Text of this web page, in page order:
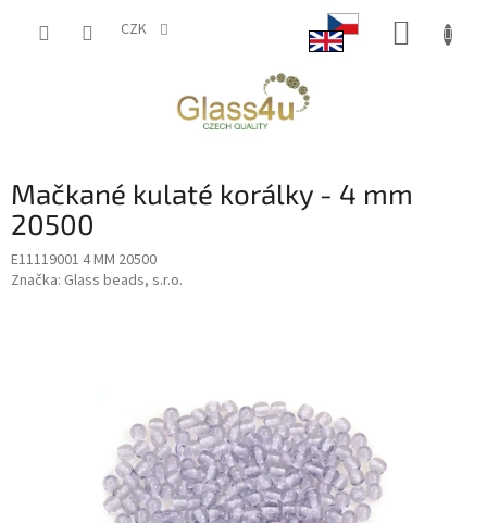
CZK
Mačkané kulaté korálky - 4 mm
20500
E11119001 4 MM 20500
Značka: Glass beads, s.r.o.